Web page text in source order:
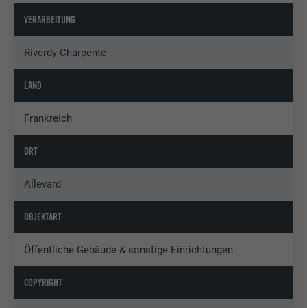
VERARBEITUNG
Riverdy Charpente
LAND
Frankreich
ORT
Allevard
OBJEKTART
Öffentliche Gebäude & sonstige Einrichtungen
COPYRIGHT